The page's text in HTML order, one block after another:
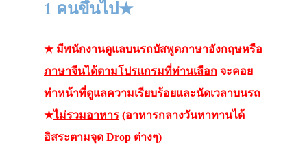
1 คนขึ้นไป★
★ มีพนักงานดูแลบนรถบัสพูดภาษาอังกฤษหรือ
ภาษาจีนได้ตามโปรแกรมที่ท่านเลือก จะคอย
ทำหน้าที่ดูแลความเรียบร้อยและนัดเวลาบนรถ
★ไม่รวมอาหาร (อาหารกลางวันหาทานได้
อิสระตามจุด Drop ต่างๆ)